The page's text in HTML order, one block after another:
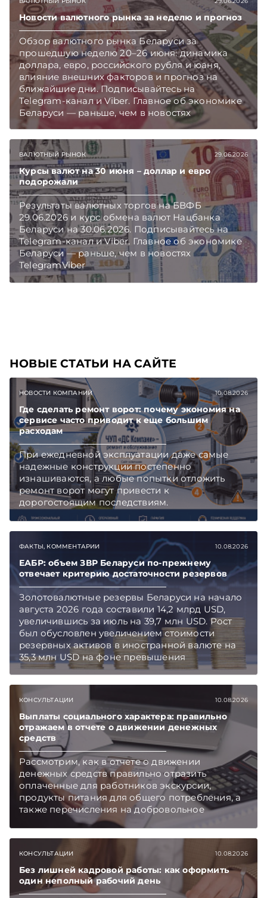
Новости валютного рынка за неделю и прогноз
Обзор валютного рынка Беларуси за
прошедшую неделю 20–26 июня: динамика
доллара, евро, российского рубля и юаня,
влияние внешних факторов и прогноз на
ближайшие дни. Подписывайтесь на
Telegram‑канал и Viber. Главное об экономике
Беларуси — раньше, чем в новостях
TelegramViber
ВАЛЮТНЫЙ РЫНОК 29.06.2026
Курсы валют на 30 июня – доллар и евро
подорожали
Результаты валютных торгов на БВФБ
29.06.2026 и курс обмена валют Нацбанка
Беларуси на 30.06.2026. Подписывайтесь на
Telegram‑канал и Viber. Главное об экономике
Беларуси — раньше, чем в новостях
TelegramViber
НОВЫЕ СТАТЬИ НА САЙТЕ
НОВОСТИ КОМПАНИЙ 10.08.2026
Где сделать ремонт ворот: почему экономия на
сервисе часто приводит к еще большим
расходам
При ежедневной эксплуатации даже самые
надежные конструкции постепенно
изнашиваются, а любые попытки отложить
ремонт ворот могут привести к
дорогостоящим последствиям.
ФАКТЫ, КОММЕНТАРИИ 10.08.2026
ЕАБР: объем ЗВР Беларуси по-прежнему
отвечает критерию достаточности резервов
Золотовалютные резервы Беларуси на начало
августа 2026 года составили 14,2 млрд USD,
увеличившись за июль на 39,7 млн USD. Рост
был обусловлен увеличением стоимости
резервных активов в иностранной валюте на
35,3 млн USD на фоне превышения
предложения иностранной валюты над
прежнему соответствует трем месяцам
импорта товаров и услуг, что отвечает
международному критерию достаточности
резервов, сообщает Евразийский банк
развития (ЕАБР) в своем еженедельном
макроэкономическом обзоре.
КОНСУЛЬТАЦИИ 10.08.2026
Выплаты социального характера: правильно
отражаем в отчете о движении денежных
средств
Рассмотрим, как в отчете о движении
денежных средств правильно отразить
оплаченные для работников экскурсии,
продукты питания для общего потребления, а
также перечисления на добровольное
медицинское страхование.
КОНСУЛЬТАЦИИ 10.08.2026
Без лишней кадровой работы: как оформить
один неполный рабочий день